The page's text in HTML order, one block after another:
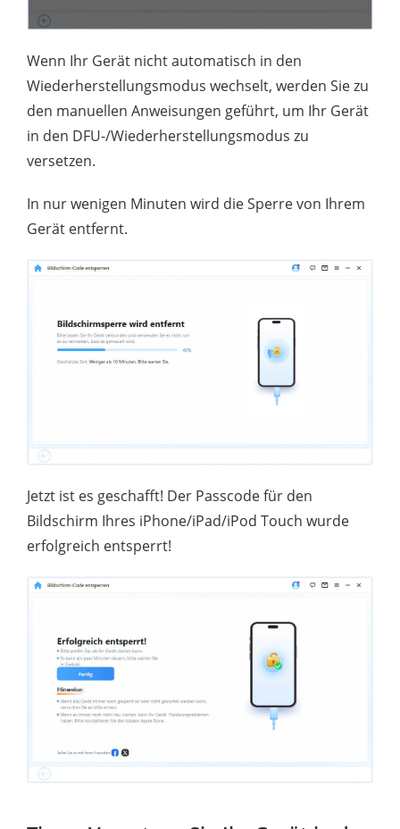
Wenn Ihr Gerät nicht automatisch in den
Wiederherstellungsmodus wechselt, werden Sie zu
den manuellen Anweisungen geführt, um Ihr Gerät
in den DFU-/Wiederherstellungsmodus zu
versetzen.
In nur wenigen Minuten wird die Sperre von Ihrem
Gerät entfernt.
Jetzt ist es geschafft! Der Passcode für den
Bildschirm Ihres iPhone/iPad/iPod Touch wurde
erfolgreich entsperrt!